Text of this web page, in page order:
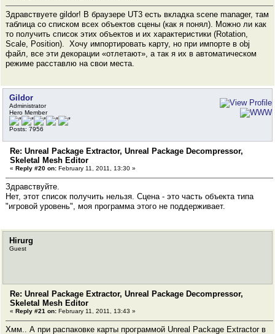
Здравствуете gildor! В браузере UT3 есть вкладка scene manager, там
таблица со списком всех объектов сцены (как я понял). Можно ли как
то получить список этих объектов и их характеристики (Rotation,
Scale, Position). Хочу импортировать карту, но при импорте в obj
файл, все эти декорации «отлетают», а так я их в автоматическом
режиме расставлю на свои места.
Gildor
Administrator
Hero Member
Posts: 7956
Re: Unreal Package Extractor, Unreal Package Decompressor,
Skeletal Mesh Editor
« Reply #20 on: February 11, 2011, 13:30 »
Здравствуйте.
Нет, этот список получить нельзя. Сцена - это часть объекта типа
"игровой уровень", моя программа этого не поддерживает.
Hirurg
Guest
Re: Unreal Package Extractor, Unreal Package Decompressor,
Skeletal Mesh Editor
« Reply #21 on: February 11, 2011, 13:43 »
Хмм.. А при распаковке карты программой Unreal Package Extractor в